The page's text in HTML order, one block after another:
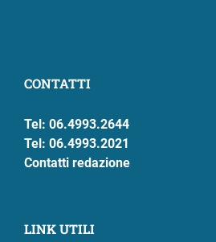
CONTATTI
Tel: 06.4993.2644
Tel: 06.4993.2021
Contatti redazione
LINK UTILI